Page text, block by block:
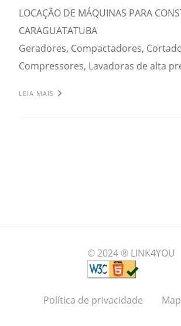
LOCAÇÃO DE MÁQUINAS PARA
CARAGUATATUBA
Geradores, Compactadores,
Compressores, Lavadoras de alta
LEIA MAIS
© 2024 ® LINK4YOU
Política de privacidade